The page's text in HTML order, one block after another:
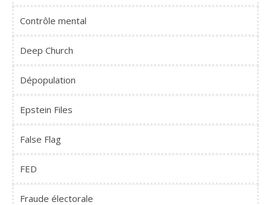
Contrôle mental
Deep Church
Dépopulation
Epstein Files
False Flag
FED
Fraude électorale